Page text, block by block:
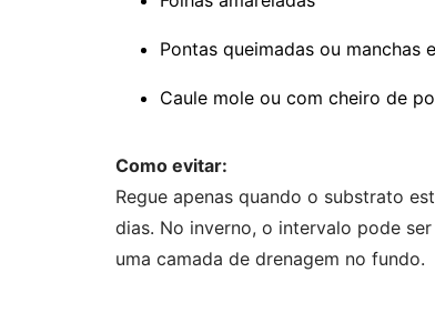
Pontas queimadas ou manchas
Caule mole ou com cheiro de
Como evitar:
Regue apenas quando o substrato
dias. No inverno, o intervalo pode
uma camada de drenagem no fundo.